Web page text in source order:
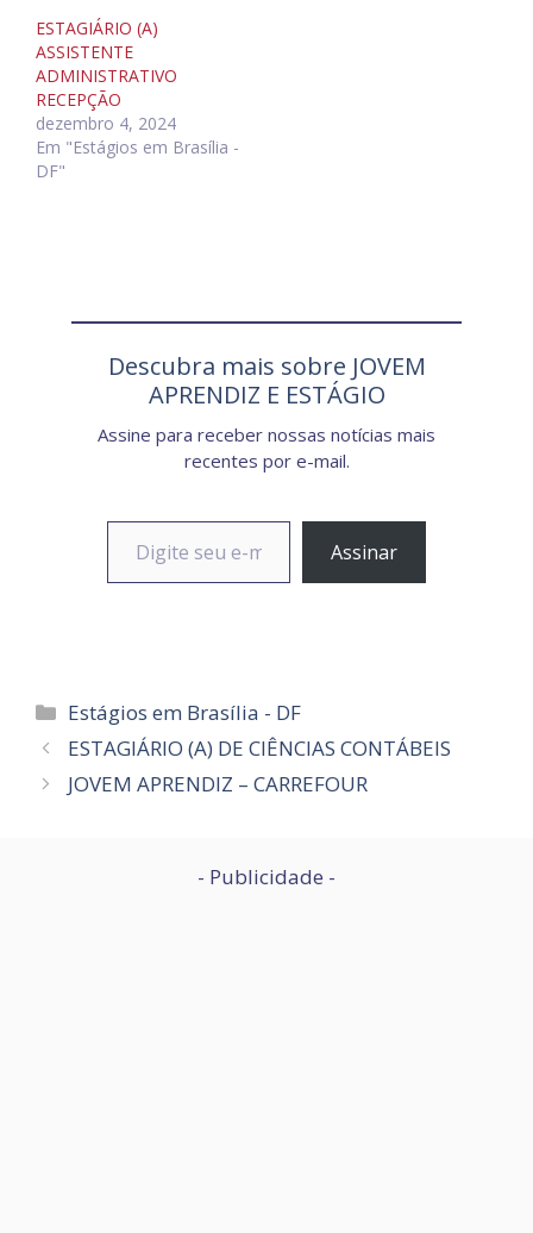
ESTAGIÁRIO (A)
ASSISTENTE
ADMINISTRATIVO
RECEPÇÃO
dezembro 4, 2024
Em "Estágios em Brasília -
DF"
Descubra mais sobre JOVEM
APRENDIZ E ESTÁGIO
Assine para receber nossas notícias mais
recentes por e-mail.
Digite seu e-mail…
Assinar
Categorias
Estágios em Brasília - DF
ESTAGIÁRIO (A) DE CIÊNCIAS CONTÁBEIS
JOVEM APRENDIZ – CARREFOUR
- Publicidade -